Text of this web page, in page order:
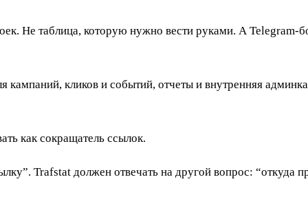
Не таблица, которую нужно вести руками. А
кампаний, кликов и событий, отчеты и внутренняя
как сокращатель ссылок.
Trafstat должен отвечать на другой вопрос: “откуда